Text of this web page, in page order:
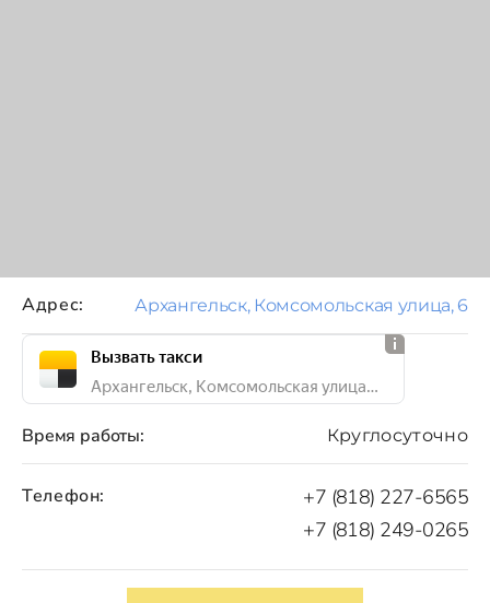
Время работы: Круглосуточно
Телефон:
+7 (818) 227-6565
+7 (818) 249-0265
Адрес: Архангельск, Комсомольская улица, 6
Вызвать такси
Архангельск, Комсомольская улица, 6